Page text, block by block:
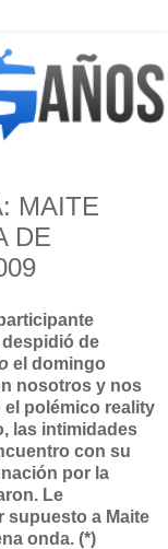
MAITE
DE
de
el domingo
nosotros y nos
polémico reality
las intimidades
con su
por la
Le
supuesto a Maite
onda. (*)